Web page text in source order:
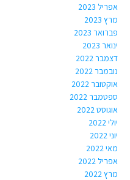
אפריל 2023
מרץ 2023
פברואר 2023
ינואר 2023
דצמבר 2022
נובמבר 2022
אוקטובר 2022
ספטמבר 2022
אוגוסט 2022
יולי 2022
יוני 2022
מאי 2022
אפריל 2022
מרץ 2022